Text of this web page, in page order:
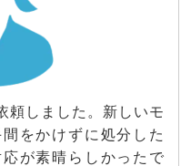
頼しました。新しいモ
をかけずに処分した
が素晴らしかったで